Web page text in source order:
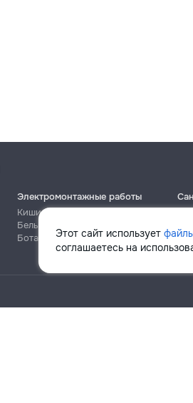
Этот сайт использует
соглашаетесь на
Электромонтажные работы
Кишинёв
Бельцы
Ботаника